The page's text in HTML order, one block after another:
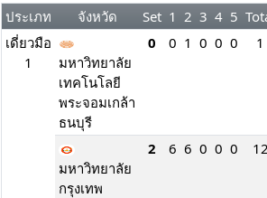
ประเภท จังหวัด Set 1 2 3 4 5
เดี่ยวมือ
1
มหาวิทยาลัย
เทคโนโลยี
พระจอมเกล้า
ธนบุรี
0 0 1 0 0 0 1
มหาวิทยาลัย
กรุงเทพ
2 6 6 0 0 0 12